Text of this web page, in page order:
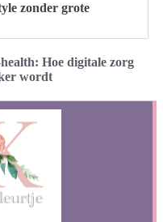
zonder grote
Hoe digitale zorg
wordt